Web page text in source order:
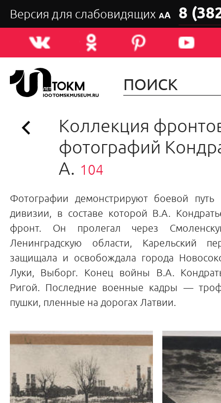
Версия для слабовидящих АА 8
Коллекция
фотографий
А. 104
Фотографии демонстрируют боевой путь
дивизии, в составе которой В.А.
фронт. Он пролегал через
Ленинградскую области, Карельский
защищала и освобождала города
Луки, Выборг. Конец войны В.А.
Ригой. Последние военные кадры —
пушки, пленные на дорогах Латвии.